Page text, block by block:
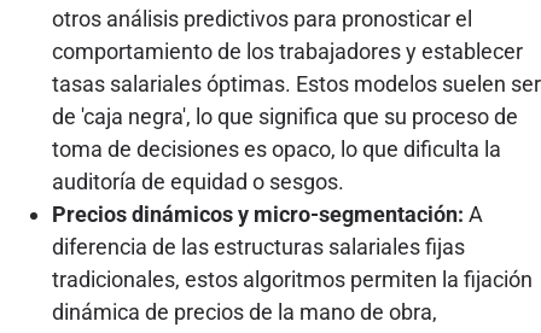
otros análisis predictivos para pronosticar el
comportamiento de los trabajadores y establecer
tasas salariales óptimas. Estos modelos suelen ser
de 'caja negra', lo que significa que su proceso de
toma de decisiones es opaco, lo que dificulta la
auditoría de equidad o sesgos.
Precios dinámicos y micro-segmentación: A
diferencia de las estructuras salariales fijas
tradicionales, estos algoritmos permiten la fijación
dinámica de precios de la mano de obra,